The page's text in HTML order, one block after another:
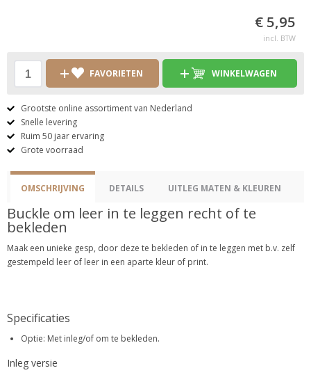
€ 5,95
incl. BTW
FAVORIETEN WINKELWAGEN
Grootste online assortiment van Nederland
Snelle levering
Ruim 50 jaar ervaring
Grote voorraad
OMSCHRIJVING DETAILS UITLEG MATEN & KLEUREN
Buckle om leer in te leggen recht of te
bekleden
Maak een unieke gesp, door deze te bekleden of in te leggen met b.v. zelf
gestempeld leer of leer in een aparte kleur of print.
Specificaties
Optie: Met inleg/of om te bekleden.
Inleg versie